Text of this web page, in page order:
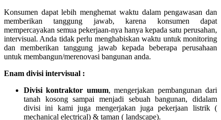
Konsumen dapat lebih menghemat waktu dalam pengawasan dan
memberikan tanggung jawab, karena konsumen dapat
mempercayakan semua pekerjaan-nya hanya kepada satu perusahan,
intervisual. Anda tidak perlu menghabiskan waktu untuk monitoring
dan memberikan tanggung jawab kepada beberapa perusahaan
untuk membangun/merenovasi bangunan anda.
Enam divisi intervisual :
Divisi kontraktor umum, mengerjakan pembangunan dari
tanah kosong sampai menjadi sebuah bangunan, didalam
divisi ini kami juga mengerjakan juga pekerjaan listrik (
mechanical electrical) & taman ( landscape).